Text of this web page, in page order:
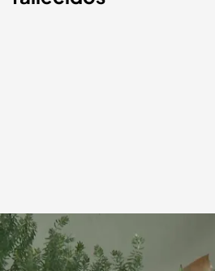
Una imagen de las flores en el lugar del
tres jóvenes de Cabezón.
Cuatro